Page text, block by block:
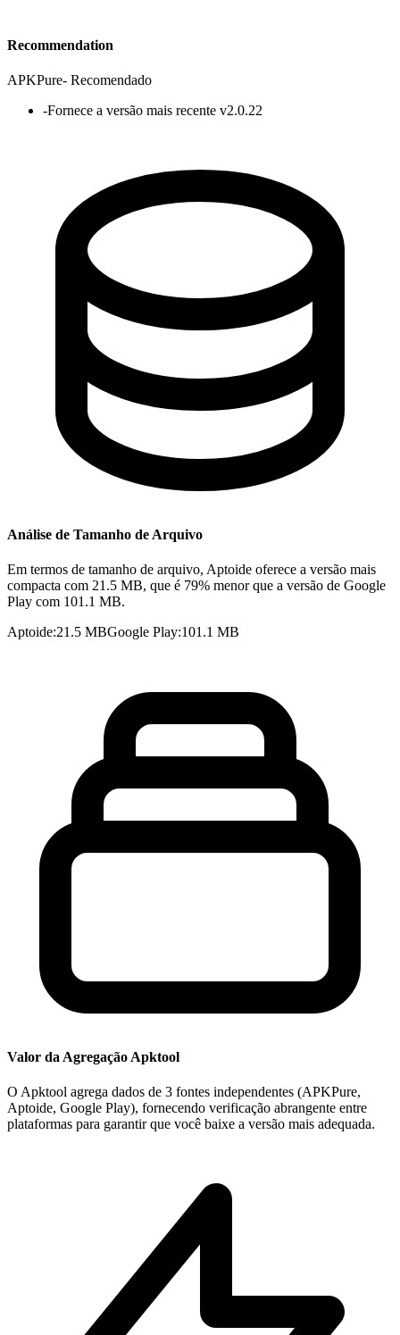
Recommendation
APKPure- Recomendado
-Fornece a versão mais recente v2.0.22
Análise de Tamanho de Arquivo
Em termos de tamanho de arquivo, Aptoide oferece a versão mais
compacta com 21.5 MB, que é 79% menor que a versão de Google
Play com 101.1 MB.
Aptoide:21.5 MBGoogle Play:101.1 MB
Valor da Agregação Apktool
O Apktool agrega dados de 3 fontes independentes (APKPure,
Aptoide, Google Play), fornecendo verificação abrangente entre
plataformas para garantir que você baixe a versão mais adequada.